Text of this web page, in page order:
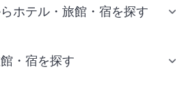
ホテル・旅館・宿を探す
・宿を探す